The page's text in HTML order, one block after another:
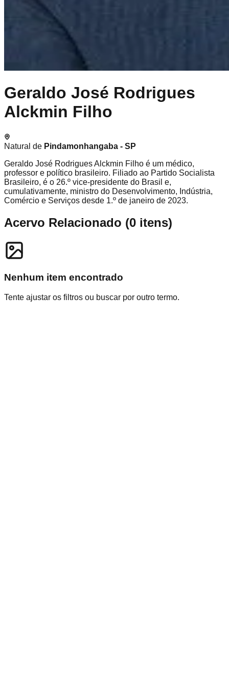
Geraldo José Rodrigues
Alckmin Filho
Natural de Pindamonhangaba - SP
Geraldo José Rodrigues Alckmin Filho é um médico,
professor e político brasileiro. Filiado ao Partido Socialista
Brasileiro, é o 26.º vice-presidente do Brasil e,
cumulativamente, ministro do Desenvolvimento, Indústria,
Comércio e Serviços desde 1.º de janeiro de 2023.
Acervo Relacionado (0 itens)
Nenhum item encontrado
Tente ajustar os filtros ou buscar por outro termo.